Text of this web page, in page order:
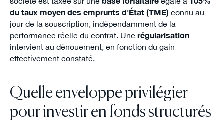
du taux moyen des emprunts d'État (TME) connu au
jour de la souscription, indépendamment de la
performance réelle du contrat. Une régularisation
intervient au dénouement, en fonction du gain
effectivement constaté.
Quelle enveloppe privilégier
pour investir en fonds structurés